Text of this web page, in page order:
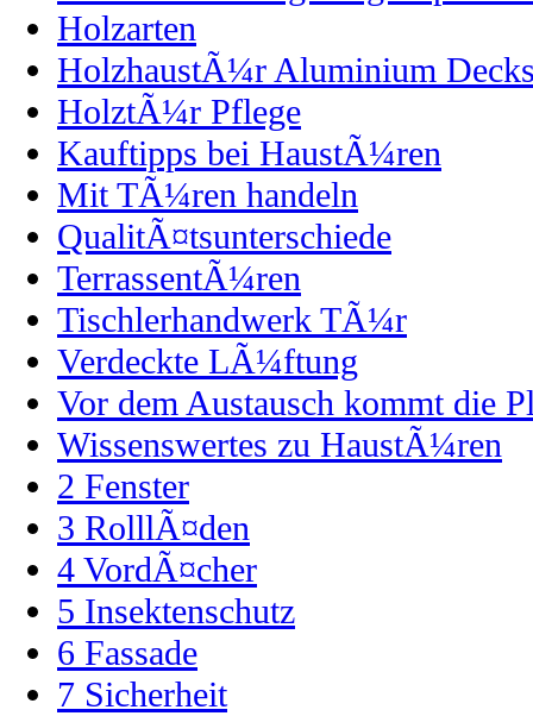
Holzarten
HolzhaustÃ¼r Aluminium
HolztÃ¼r Pflege
Kauftipps bei HaustÃ¼ren
Mit TÃ¼ren handeln
QualitÃ¤tsunterschiede
TerrassentÃ¼ren
Tischlerhandwerk TÃ¼r
Verdeckte LÃ¼ftung
Vor dem Austausch kommt die
Wissenswertes zu HaustÃ¼ren
2 Fenster
3 RolllÃ¤den
4 VordÃ¤cher
5 Insektenschutz
6 Fassade
7 Sicherheit